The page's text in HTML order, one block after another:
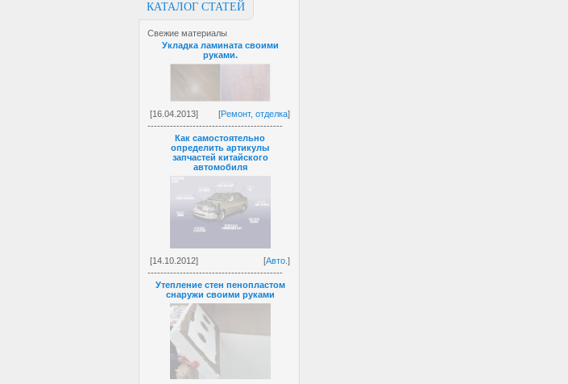
КАТАЛОГ СТАТЕЙ
Свежие материалы
Укладка ламината своими
руками.
[16.04.2013] [Ремонт, отделка]
------------------------------------------
Как самостоятельно
определить артикулы
запчастей китайского
автомобиля
[14.10.2012] [Авто. ]
------------------------------------------
Утепление стен пенопластом
снаружи своими руками